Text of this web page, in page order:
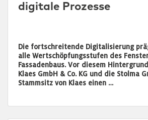
digitale Prozesse
Die fortschreitende Digitalisierung
alle Wertschöpfungsstufen des
Fassadenbaus. Vor diesem
Klaes GmbH & Co. KG und die Stolma
Stammsitz von Klaes einen …